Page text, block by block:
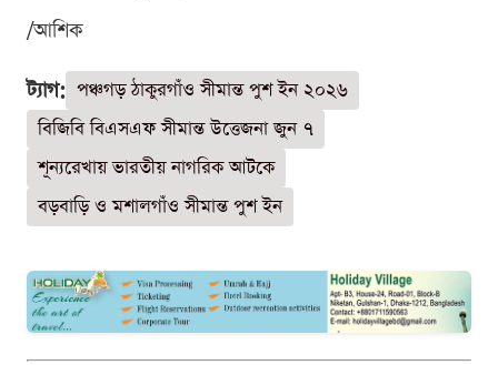
/আশিক
ট্যাগ: পঞ্চগড় ঠাকুরগাঁও সীমান্ত পুশ ইন ২০২৬
বিজিবি বিএসএফ সীমান্ত উত্তেজনা জুন ৭
শূন্যরেখায় ভারতীয় নাগরিক আটকে
বড়বাড়ি ও মশালগাঁও সীমান্ত পুশ ইন